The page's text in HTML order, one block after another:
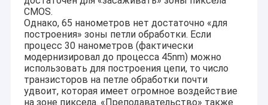
CMOS.
Однако, 65 нанометров нет достаточно «для
построения» зоны петли обработки. Если
процесс 30 нанометров (фактически
модернизировал до процесса 45nm) можно
использовать для построения цепи, то число
транзисторов на петле обработки почти
удвоит, которая имеет огромное воздействие
на зоне пиксела. «Преподавательство» также